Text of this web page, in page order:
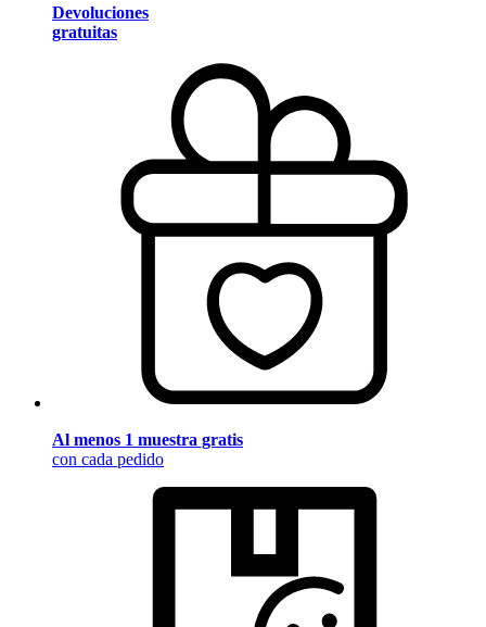
Devoluciones
gratuitas
Al menos 1 muestra gratis
con cada pedido